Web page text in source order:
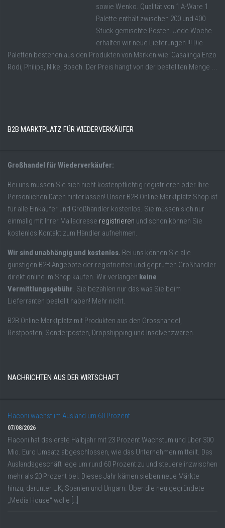
sowie Wenko. Qualität von 1 A-Ware 1
Palette enthält zwischen 200 und 400
Stück gemischte Posten. Jede Woche
erhalten wir neue Lieferungen !!! Die
Paletten bestehen aus den Produkten von Marken wie: Casalinga Enzo
Rodi, Philips, Nike, Bosch. Der Preis hängt von der bestellten Menge ...
B2B MARKTPLATZ FÜR WIEDERVERKÄUFER
Großhandel für Wiederverkäufer:
Bei uns müssen Sie sich nicht kostenpflichtig registrieren oder Ihre
Persönlichen Daten hinterlassen! Unser B2B Online Marktplatz Shop ist
für alle Einkäufer und Großhändler kostenlos. Sie müssen sich nur
einmalig mit Ihrer Mailadresse registrieren und schon können Sie
kostenlos Kontakt zum Händler aufnehmen.
Wir sind unabhängig und kostenlos. Bei uns können Sie alle
günstigen B2B Angebote der registrierten und geprüften Großhändler
direkt online im Shop kaufen. Wir verlangen keine
Vermittlungsgebühr. Sie bezahlen nur das was Sie beim
Lieferranten bestellt haben! Mehr nicht.
B2B Online Marktplatz mit Produkten aus den Grosshandel,
Restposten, Sonderposten, Dropshipping und Insolvenzwaren.
NACHRICHTEN AUS DER WIRTSCHAFT
Flaconi wächst im Ausland um 60 Prozent
07/08/2026
Flaconi hat das erste Halbjahr mit 23 Prozent Wachstum und über 300
Mio. Euro Umsatz abgeschlossen, wie das Unternehmen mitteilt. Das
Auslandsgeschäft lege um rund 60 Prozent zu und steuere inzwischen
mehr als 20 Prozent bei. Dieses Jahr kämen sieben neue Märkte
hinzu, darunter UK, Spanien und Ungarn. Über die neu gegründete
„Media House“ wolle […]